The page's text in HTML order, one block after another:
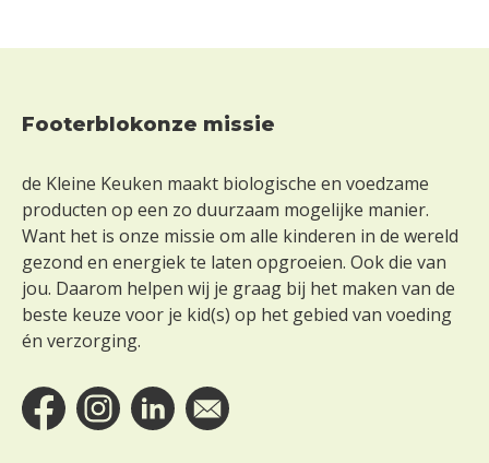
Footer
Footerblokonze missie
de Kleine Keuken maakt biologische en voedzame
producten op een zo duurzaam mogelijke manier.
Want het is onze missie om alle kinderen in de wereld
gezond en energiek te laten opgroeien. Ook die van
jou. Daarom helpen wij je graag bij het maken van de
beste keuze voor je kid(s) op het gebied van voeding
én verzorging.